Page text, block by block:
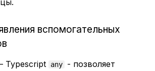
вспомогательных
Typescript any
- позволяет